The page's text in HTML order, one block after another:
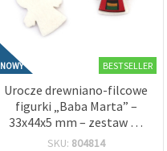
NOWY BESTSELLER
Urocze drewniano-filcowe
figurki „Baba Marta” –
33x44x5 mm – zestaw 10
szt., mix wzorów do
SKU: 804814